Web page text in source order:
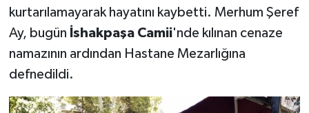
kurtarılamayarak hayatını kaybetti. Merhum Şeref
Ay, bugün İshakpaşa Camii'nde kılınan cenaze
namazının ardından Hastane Mezarlığına
defnedildi.